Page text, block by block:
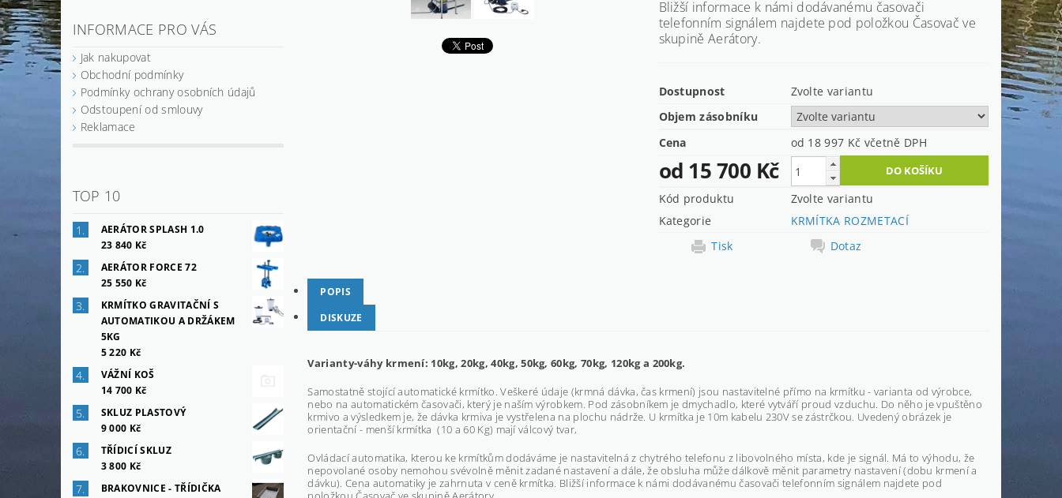
INFORMACE PRO VÁS
Jak nakupovat
Obchodní podmínky
Podmínky ochrany osobních údajů
Odstoupení od smlouvy
Reklamace
TOP 10
AERÁTOR SPLASH 1.0
23 840 Kč
AERÁTOR FORCE 72
25 550 Kč
KRMÍTKO GRAVITAČNÍ S
AUTOMATIKOU A DRŽÁKEM
5KG
5 220 Kč
VÁŽNÍ KOŠ
14 700 Kč
SKLUZ PLASTOVÝ
9 000 Kč
TŘÍDICÍ SKLUZ
3 800 Kč
BRAKOVNICE - TŘÍDIČKA
Bližší informace k námi dodávanému časovači
telefonním signálem najdete pod položkou Časovač ve
skupině Aerátory.
Dostupnost
Zvolte variantu
Objem zásobníku
Cena
od 18 997 Kč včetně DPH
od 15 700 Kč
Kód produktu
Zvolte variantu
Kategorie
KRMÍTKA ROZMETACÍ
Tisk
Dotaz
POPIS
DISKUZE
Varianty-váhy krmení: 10kg, 20kg, 40kg, 50kg, 60kg, 70kg, 120kg a 200kg.
Samostatně stojící automatické krmítko. Veškeré údaje (krmná dávka, čas krmení) jsou nastavitelné přímo na krmítku - varianta od výrobce,
nebo na automatickém časovači, který je naším výrobkem. Pod zásobníkem je dmychadlo, které vytváří proud vzduchu. Do něho je vpuštěno
krmivo a výsledkem je, že dávka krmiva je vystřelena na plochu nádrže. U krmítka je 10m kabelu 230V se zástrčkou. Uvedený obrázek je
orientační - menší krmítka (10 a 60 Kg) mají válcový tvar,
Ovládací automatika, kterou ke krmítkům dodáváme je nastavitelná z chytrého telefonu z libovolného místa, kde je signál. Má to výhodu, že
nepovolané osoby nemohou svévolně měnit zadané nastavení a dále, že obsluha může dálkově měnit parametry nastavení (dobu krmení a
dávku). Cena automatiky je zahrnuta v ceně krmítka. Bližší informace k námi dodávanému časovači telefonním signálem najdete pod